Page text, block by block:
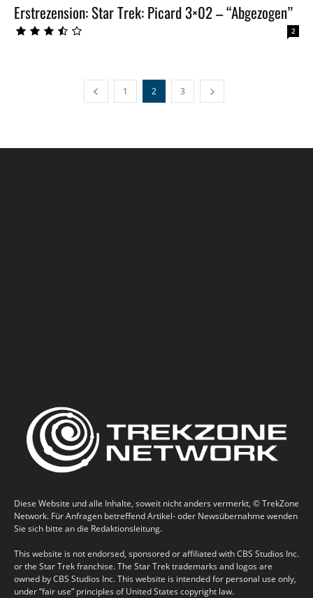
Erstrezension: Star Trek: Picard 3×02 – “Abgezogen”
2
1 2 3
Diese Website und alle Inhalte, soweit nicht anders vermerkt, © TrekZone
Network. Für Anfragen betreffend Artikel- oder Newsübernahme wenden
Sie sich bitte an die Redaktionsleitung.
This website is not endorsed, sponsored or affiliated with CBS Studios Inc.
or the Star Trek franchise. The Star Trek trademarks and logos are
owned by CBS Studios Inc. This website is intended for personal use only,
under “fair use” principles of United States copyright law.